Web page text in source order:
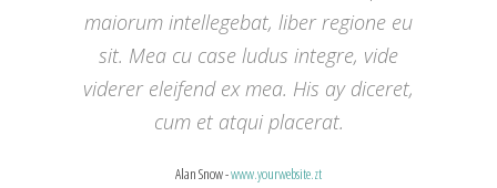
maiorum intellegebat, liber regione eu
sit. Mea cu case ludus integre, vide
viderer eleifend ex mea. His ay diceret,
cum et atqui placerat.
Alan Snow-www.yourwebsite.zt